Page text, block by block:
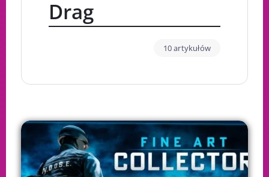
Drag
10 artykułów